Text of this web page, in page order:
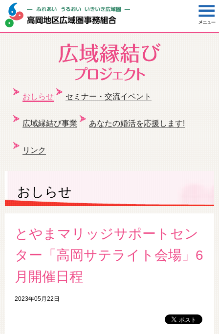
おしらせ セミナー・交流イベント
広域縁結び事業 あなたの婚活を応援します!
リンク
おしらせ
とやまマリッジサポートセン
ター「高岡サテライト会場」6
月開催日程
2023年05月22日